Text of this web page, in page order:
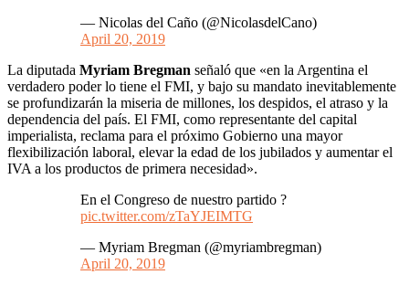
— Nicolas del Caño (@NicolasdelCano)
April 20, 2019
La diputada Myriam Bregman señaló que «en la Argentina el
verdadero poder lo tiene el FMI, y bajo su mandato inevitablemente
se profundizarán la miseria de millones, los despidos, el atraso y la
dependencia del país. El FMI, como representante del capital
imperialista, reclama para el próximo Gobierno una mayor
flexibilización laboral, elevar la edad de los jubilados y aumentar el
IVA a los productos de primera necesidad».
En el Congreso de nuestro partido ?
pic.twitter.com/zTaYJEIMTG
— Myriam Bregman (@myriambregman)
April 20, 2019